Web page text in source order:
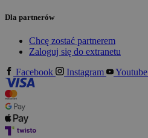
Dla partnerów
Chcę zostać partnerem
Zaloguj się do extranetu
Facebook
Instagram Youtube